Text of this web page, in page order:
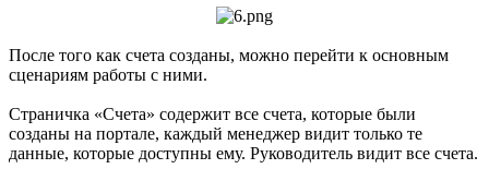
После того как счета созданы, можно перейти к основным
сценариям работы с ними.
Страничка «Счета» содержит все счета, которые были
созданы на портале, каждый менеджер видит только те
данные, которые доступны ему. Руководитель видит все счета.